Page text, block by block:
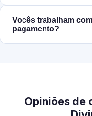
Vocês trabalham
pagamento?
Opiniões de